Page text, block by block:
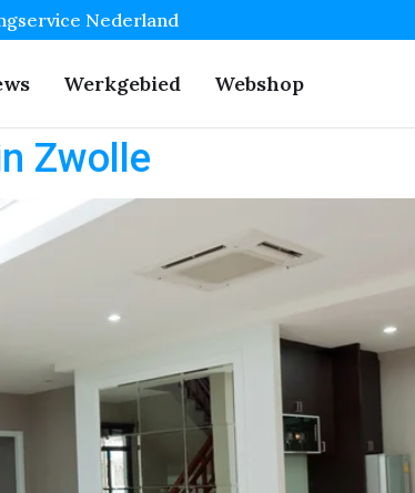
Nederland
Werkgebied Webshop
Zwolle